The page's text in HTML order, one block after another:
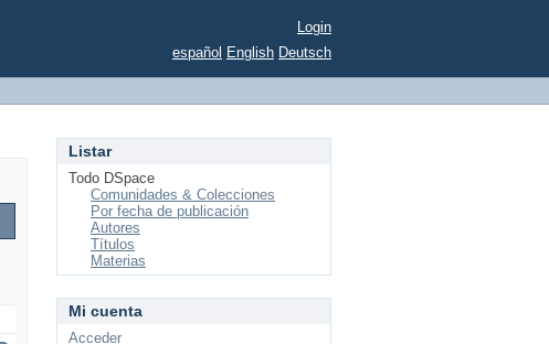
Login
español English Deutsch
Listar
Todo DSpace
Comunidades & Colecciones
Por fecha de publicación
Autores
Títulos
Materias
Mi cuenta
Acceder